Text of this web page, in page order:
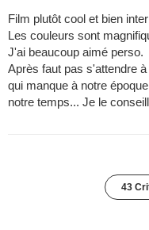
Film plutôt cool et bien
Les couleurs sont
J'ai beaucoup aimé perso.
Après faut pas s'attendre
qui manque à notre
notre temps... Je le
43